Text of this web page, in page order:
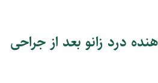
درد زانو بعد از جراحی